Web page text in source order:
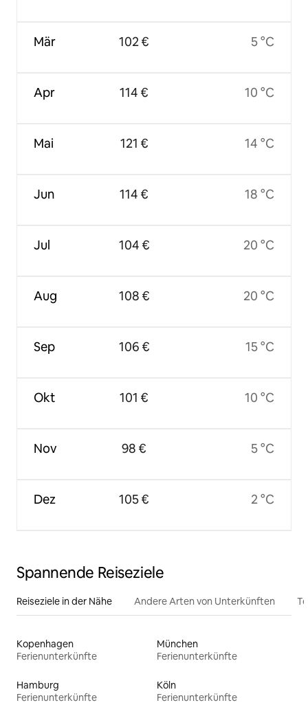
Mär
Apr
Mai
Jun
Jul
Aug
Sep
Okt
Nov
Dez
102 €
114 €
121 €
114 €
104 €
108 €
106 €
101 €
98 €
105 €
5 °C
10 °C
14 °C
18 °C
20 °C
20 °C
15 °C
10 °C
5 °C
2 °C
Spannende Reiseziele
Reiseziele in der Nähe Andere Arten von Unterkünften
Kopenhagen
Ferienunterkünfte
München
Ferienunterkünfte
Hamburg
Ferienunterkünfte
Köln
Ferienunterkünfte